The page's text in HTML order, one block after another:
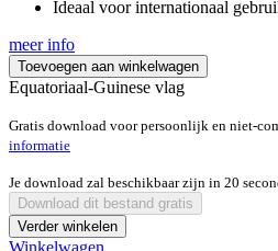
Ideaal voor internationaal
meer info
Toevoegen aan winkelwagen
Equatoriaal-Guinese vlag
Gratis download voor persoonlijk en niet-
informatie
Je download zal beschikbaar zijn in 20
Download dit bestand gratis
Verder winkelen
Winkelwagen